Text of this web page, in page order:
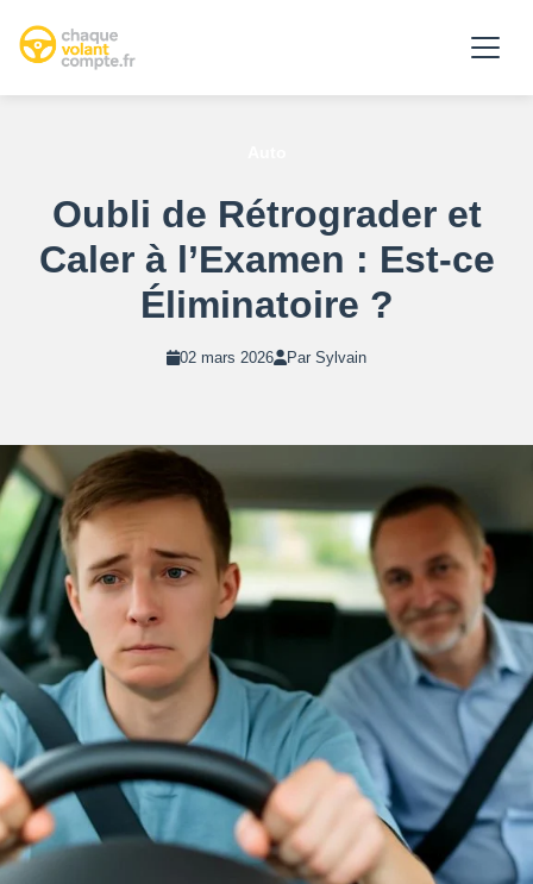
Oubli de Rétrograder et
Caler à l’Examen : Est-ce
Éliminatoire ?
02 mars 2026 Par Sylvain